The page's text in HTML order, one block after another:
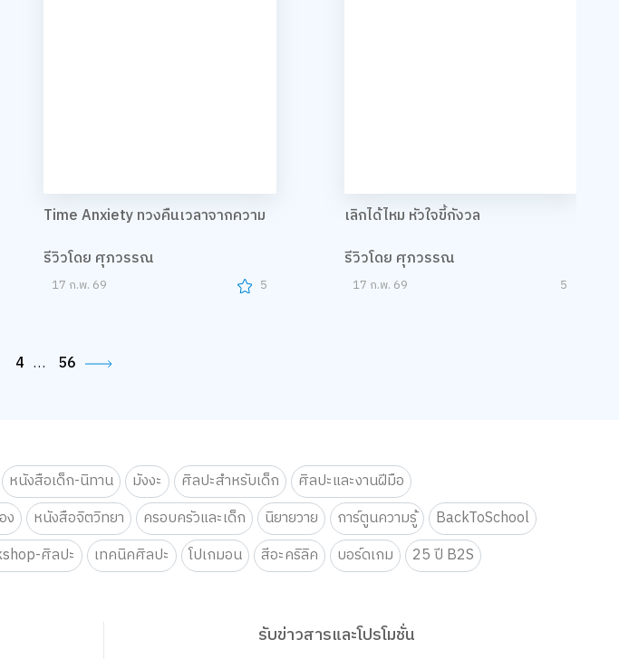
Time Anxiety ทวงคืนเวลาจากความ
รีวิวโดย ศุภวรรณ
17 ก.พ. 69 5
เลิกได้ไหม หัวใจขี้กังวล
รีวิวโดย ศุภวรรณ
17 ก.พ. 69 5
4 … 56
หนังสือเด็ก-นิทาน มังงะ ศิลปะสำหรับเด็ก
ศิลปะและงานฝีมือ
ง หนังสือจิตวิทยา ครอบครัวและเด็ก นิยายวาย การ์ตูนความรู้
BackToSchool
ศิลปะ เทคนิคศิลปะ โปเกมอน สีอะคริลิค บอร์ดเกม 25 ปี B2S
รับข่าวสารและโปรโมชั่น